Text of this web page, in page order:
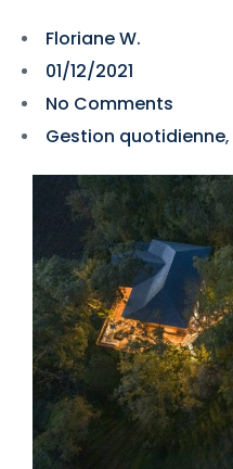
Floriane W.
01/12/2021
No Comments
Gestion quotidienne,